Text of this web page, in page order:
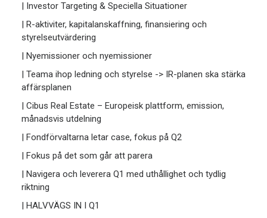
| Investor Targeting & Speciella Situationer
| R-aktiviter, kapitalanskaffning, finansiering och
styrelseutvärdering
| Nyemissioner och nyemissioner
| Teama ihop ledning och styrelse -> IR-planen ska stärka
affärsplanen
| Cibus Real Estate – Europeisk plattform, emission,
månadsvis utdelning
| Fondförvaltarna letar case, fokus på Q2
| Fokus på det som går att parera
| Navigera och leverera Q1 med uthållighet och tydlig
riktning
| HALVVÄGS IN I Q1